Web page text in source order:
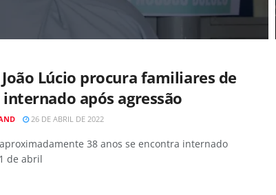
Lúcio procura familiares de
após agressão
26 DE ABRIL DE 2022
38 anos se encontra internado
de abril